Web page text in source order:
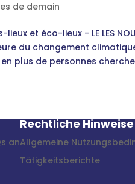
de demain
et éco-lieux - LE LES
l’heure du changement
plus de personnes
an
Rechtliche Hinweise
Allgemeine
Tätigkeitsberichte